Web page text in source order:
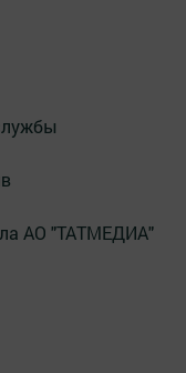
АО "ТАТМЕДИА"